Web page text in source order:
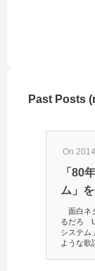
Past Posts
On
「80
ム」
面白ネ
るだろ
システ
ような歌